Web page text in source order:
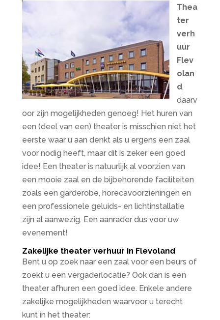
Thea
ter
verh
uur
Flev
olan
d,
daarv
oor zijn mogelijkheden genoeg! Het huren van
een (deel van een) theater is misschien niet het
eerste waar u aan denkt als u ergens een zaal
voor nodig heeft, maar dit is zeker een goed
idee! Een theater is natuurlijk al voorzien van
een mooie zaal en de bijbehorende faciliteiten
zoals een garderobe, horecavoorzieningen en
een professionele geluids- en lichtinstallatie
zijn al aanwezig. Een aanrader dus voor uw
evenement!
Zakelijke theater verhuur in Flevoland
Bent u op zoek naar een zaal voor een beurs of
zoekt u een vergaderlocatie? Ook dan is een
theater afhuren een goed idee. Enkele andere
zakelijke mogelijkheden waarvoor u terecht
kunt in het theater: